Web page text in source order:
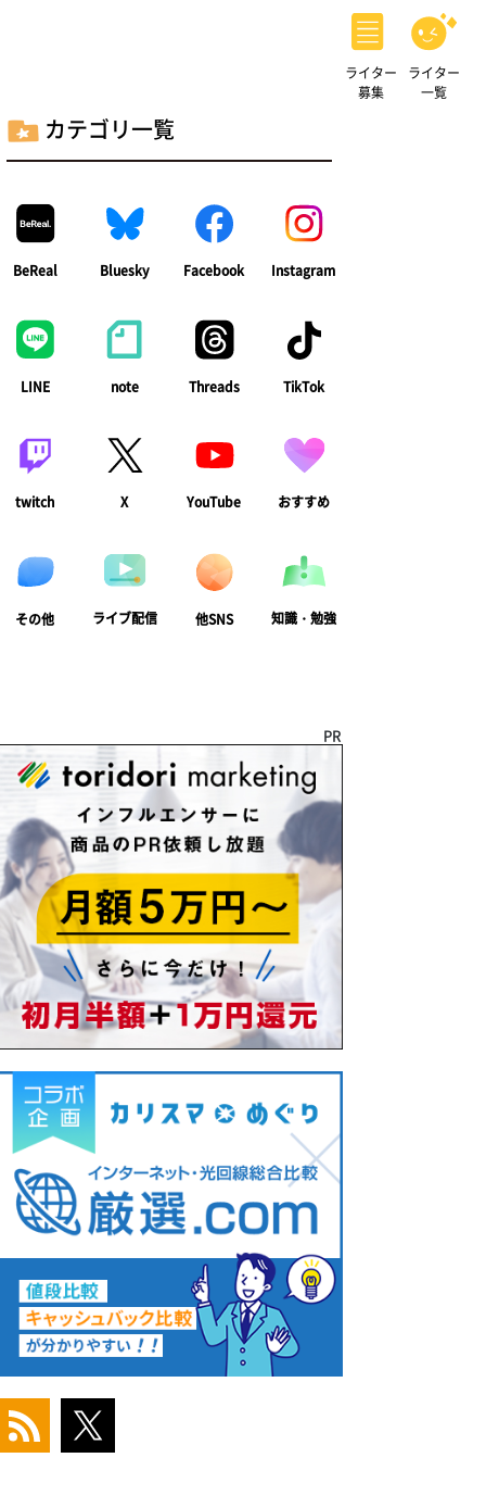
ライター
募集
ライター
一覧
カテゴリ一覧
BeReal Bluesky Facebook Instagram
LINE note Threads TikTok
twitch X YouTube おすすめ
その他 ライブ配信 他SNS 知識・勉強
PR